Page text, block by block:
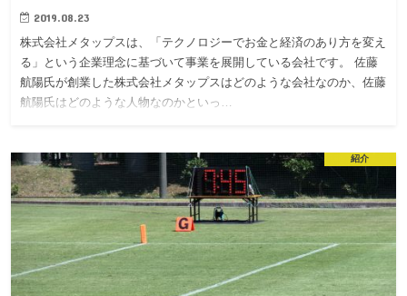
2019.08.23
株式会社メタップスは、「テクノロジーでお金と経済のあり方を変え
る」という企業理念に基づいて事業を展開している会社です。 佐藤
航陽氏が創業した株式会社メタップスはどのような会社なのか、佐藤
航陽氏はどのような人物なのかといっ…
紹介